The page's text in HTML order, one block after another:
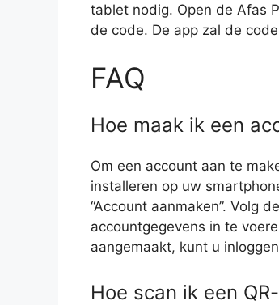
tablet nodig. Open de Afas
de code. De app zal de
FAQ
Hoe maak ik een
Om een account aan te
installeren op uw
“Account aanmaken”. Volg
accountgegevens in te
aangemaakt, kunt u
Hoe scan ik een